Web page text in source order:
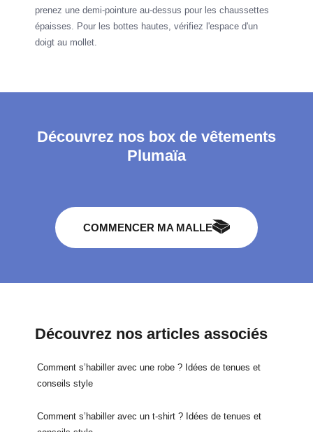
prenez une demi-pointure au-dessus pour les chaussettes
épaisses. Pour les bottes hautes, vérifiez l'espace d'un
doigt au mollet.
Découvrez nos box de vêtements
Plumaïa
COMMENCER MA MALLE
Découvrez nos articles associés
Comment s’habiller avec une robe ? Idées de tenues et
conseils style
Comment s’habiller avec un t-shirt ? Idées de tenues et